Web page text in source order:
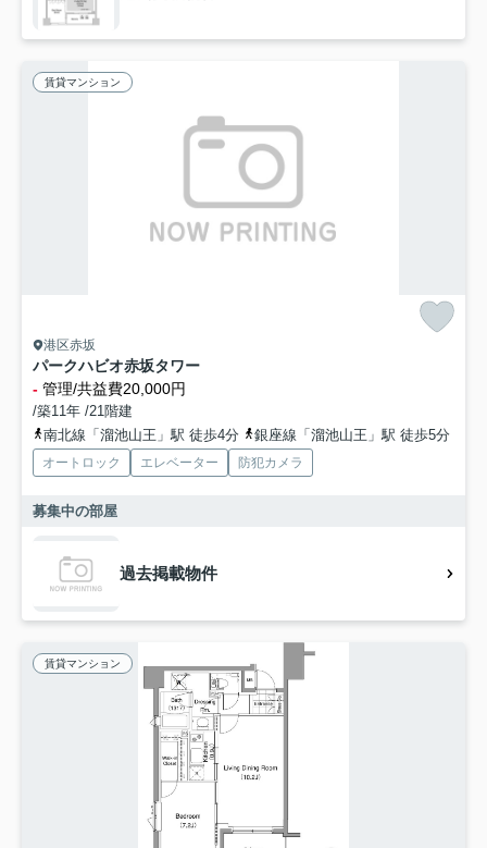
賃貸マンション
港区赤坂
パークハビオ赤坂タワー
- 管理/共益費20,000円
/築11年 /21階建
南北線「溜池山王」駅 徒歩4分
銀座線「溜池山王」駅 徒歩5分
オートロック エレベーター 防犯カメラ
募集中の部屋
過去掲載物件
賃貸マンション